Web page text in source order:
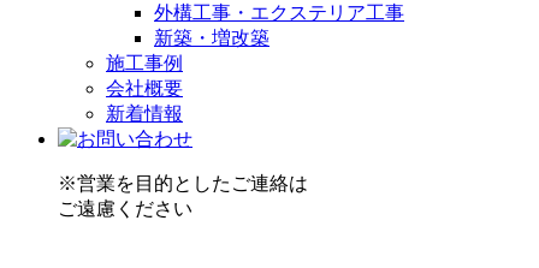
外構工事・エクステリア工事
新築・増改築
施工事例
会社概要
新着情報
※営業を目的としたご連絡は
ご遠慮ください